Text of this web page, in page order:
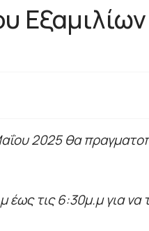
Εξαμιλίων
2025 θα
έως τις 6:30μ.μ για